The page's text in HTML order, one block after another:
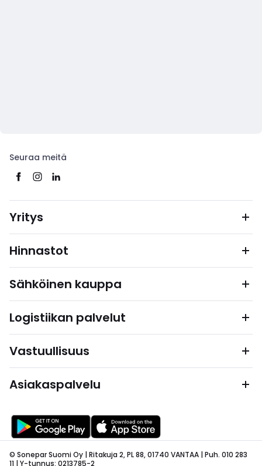
Seuraa meitä
Yritys
Hinnastot
Sähköinen kauppa
Logistiikan palvelut
Vastuullisuus
Asiakaspalvelu
© Sonepar Suomi Oy | Ritakuja 2, PL 88, 01740 VANTAA | Puh. 010 283
11 | Y-tunnus: 0213785-2